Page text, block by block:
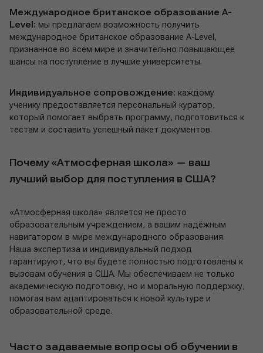
Международное британское образование A-
Level: мы предлагаем возможность получить
международное британское образование A-Level,
признанное во всём мире и значительно повышающее
шансы на поступление в лучшие университеты.
Индивидуальное сопровождение: каждому
ученику предоставляется персональный куратор,
который помогает выбрать программу, подготовиться к
тестам и составить успешный пакет документов.
Почему «Атмосферная школа» — ваш
лучший выбор для поступления в США?
«Атмосферная школа» является не просто
образовательным учреждением, а вашим надёжным
навигатором в мире международного образования.
Наша экспертиза и индивидуальный подход
гарантируют, что вы будете полностью подготовлены к
вызовам обучения в США. Мы обеспечиваем не только
академическую подготовку, но и моральную поддержку,
помогая вам адаптироваться к новой культуре и
образовательной среде.
Часто задаваемые вопросы об обучении в